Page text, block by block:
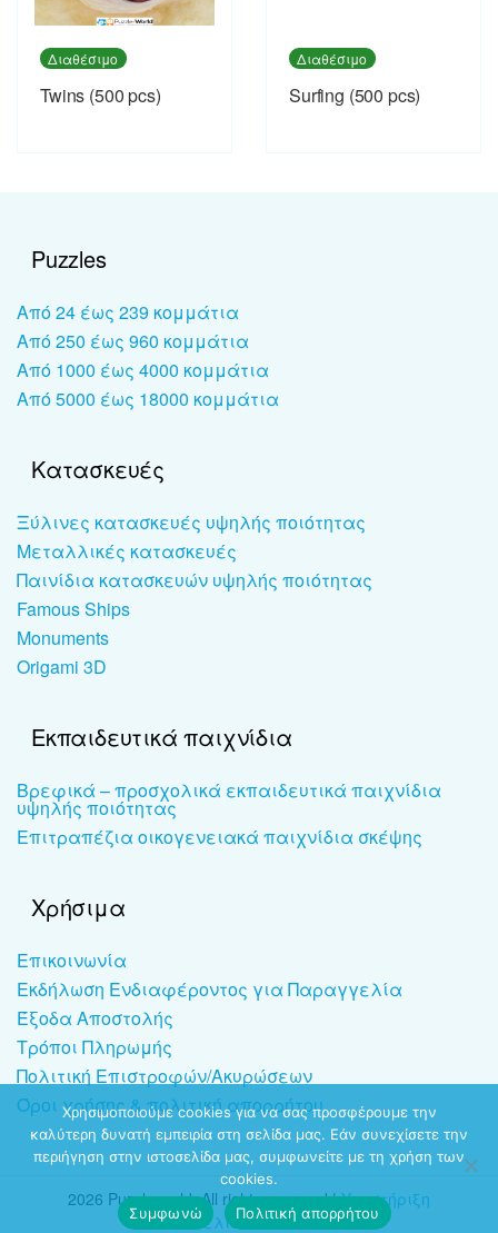
Διαθέσιμο
Twins (500 pcs)
Διαθέσιμο
Surfing (500 pcs)
Puzzles
Από 24 έως 239 κομμάτια
Από 250 έως 960 κομμάτια
Από 1000 έως 4000 κομμάτια
Από 5000 έως 18000 κομμάτια
Κατασκευές
Ξύλινες κατασκευές υψηλής ποιότητας
Μεταλλικές κατασκευές
Παινίδια κατασκευών υψηλής ποιότητας
Famous Ships
Monuments
Origami 3D
Εκπαιδευτικά παιχνίδια
Βρεφικά – προσχολικά εκπαιδευτικά παιχνίδια
υψηλής ποιότητας
Επιτραπέζια οικογενειακά παιχνίδια σκέψης
Χρήσιμα
Επικοινωνία
Εκδήλωση Ενδιαφέροντος για Παραγγελία
Έξοδα Αποστολής
Τρόποι Πληρωμής
Πολιτική Επιστροφών/Ακυρώσεων
Όροι χρήσης & πολιτική απορρήτου
2026 Puzzleworld. All rights reserved |Υποστήριξη
ιστοσελίδων-dezitech.
Χρησιμοποιούμε cookies για να σας προσφέρουμε την
καλύτερη δυνατή εμπειρία στη σελίδα μας. Εάν συνεχίσετε την
περιήγηση στην ιστοσελίδα μας, συμφωνείτε με τη χρήση των
cookies.
Συμφωνώ
Πολιτική απορρήτου